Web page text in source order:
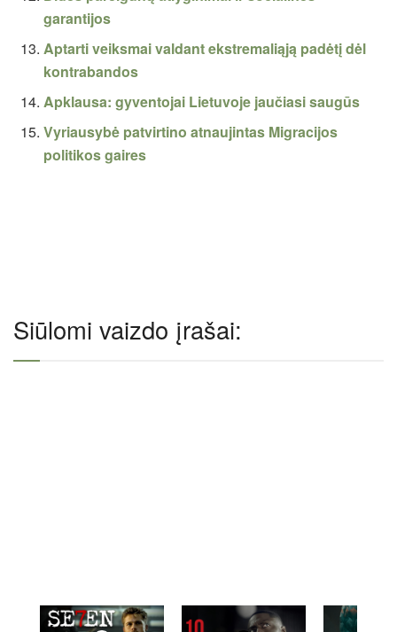
garantijos
Aptarti veiksmai valdant ekstremaliąją padėtį dėl
kontrabandos
Apklausa: gyventojai Lietuvoje jaučiasi saugūs
Vyriausybė patvirtino atnaujintas Migracijos
politikos gaires
Siūlomi vaizdo įrašai: